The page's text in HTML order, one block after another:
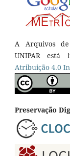
A Arquivos
UNIPAR
Atribuição 4.0
Preservação